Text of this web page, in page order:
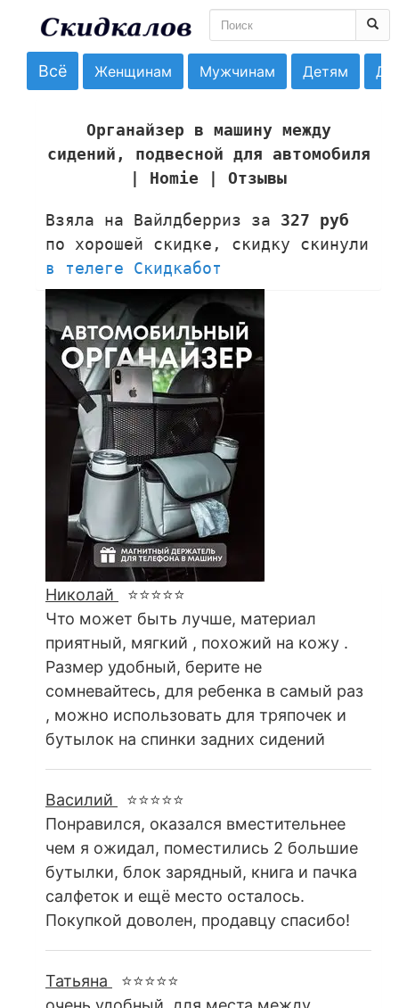
Всё Женщинам Мужчинам Детям
Органайзер в машину между
сидений, подвесной для автомобиля
| Homie | Отзывы
Взяла на Вайлдберриз за 327 руб
по хорошей скидке, скидку скинули
в телеге Скидкабот
Николай
⭐⭐⭐⭐⭐
Что может быть лучше, материал
приятный, мягкий , похожий на кожу .
Размер удобный, берите не
сомневайтесь, для ребенка в самый раз
, можно использовать для тряпочек и
бутылок на спинки задних сидений
Василий
⭐⭐⭐⭐⭐
Понравился, оказался вместительнее
чем я ожидал, поместились 2 большие
бутылки, блок зарядный, книга и пачка
салфеток и ещё место осталось.
Покупкой доволен, продавцу спасибо!
Татьяна
⭐⭐⭐⭐⭐